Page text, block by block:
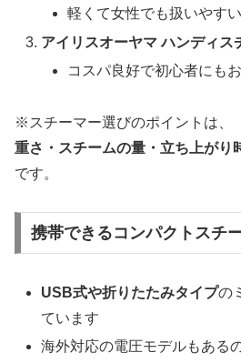
軽くて女性でも扱いやすい
アイリスオーヤマ ハンディス
コスパ良好で初心者にも
※スチーマー選びのポイントは、
重さ・スチームの量・立ち上がり
です。
携帯できるコンパクトスチ
USB式や折りたたみタイプの
ています
海外対応の電圧モデルもあるの